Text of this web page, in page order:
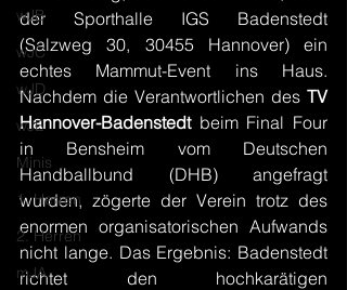
wJB
wJC
wJD
wJE
Minis
1. Herren
2. Herren
mJA
der Sporthalle IGS Badenstedt
(Salzweg 30, 30455 Hannover) ein
echtes Mammut-Event ins Haus.
Nachdem die Verantwortlichen des TV
Hannover-Badenstedt beim Final Four
in Bensheim vom Deutschen
Handballbund (DHB) angefragt
wurden, zögerte der Verein trotz des
enormen organisatorischen Aufwands
nicht lange. Das Ergebnis: Badenstedt
richtet den hochkarätigen